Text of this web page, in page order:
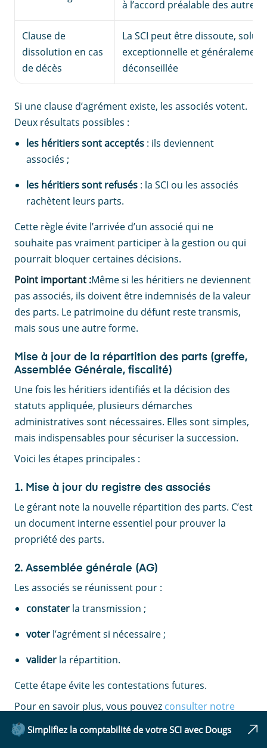
à l’accord préalable des autres
Clause de
dissolution en cas
de décès
La SCI peut être dissoute,
exceptionnelle et généralement
déconseillée
Si une clause d’agrément existe, les associés votent.
Deux résultats possibles :
les héritiers sont acceptés : ils deviennent
associés ;
les héritiers sont refusés : la SCI ou les associés
rachètent leurs parts.
Cette règle évite l’arrivée d’un associé qui ne
souhaite pas vraiment participer à la gestion ou qui
pourrait bloquer certaines décisions.
Point important :Même si les héritiers ne deviennent
pas associés, ils doivent être indemnisés de la valeur
des parts. Le patrimoine du défunt reste transmis,
mais sous une autre forme.
Mise à jour de la répartition des parts (greffe,
Assemblée Générale, fiscalité)
Une fois les héritiers identifiés et la décision des
statuts appliquée, plusieurs démarches
administratives sont nécessaires. Elles sont simples,
mais indispensables pour sécuriser la succession.
Voici les étapes principales :
1. Mise à jour du registre des associés
Le gérant note la nouvelle répartition des parts. C’est
un document interne essentiel pour prouver la
propriété des parts.
2. Assemblée générale (AG)
Les associés se réunissent pour :
constater la transmission ;
voter l’agrément si nécessaire ;
valider la répartition.
Cette étape évite les contestations futures.
Pour en savoir plus, vous pouvez consulter notre
guide sur l’assemblée générale en SCI
Simplifiez la comptabilité de votre SCI avec Dougs